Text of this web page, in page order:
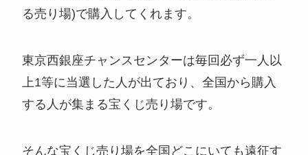
る売り場)で購入してくれます。
東京西銀座チャンスセンターは毎回必ず一人以
上1等に当選した人が出ており、全国から購入
する人が集まる宝くじ売り場です。
そんな宝くじ売り場を全国どこにいても遠征す